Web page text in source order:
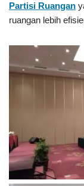
Partisi Ruangan
ruangan lebih